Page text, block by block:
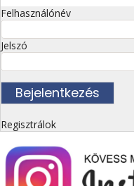
Felhasználónév
Jelszó
Regisztrálok